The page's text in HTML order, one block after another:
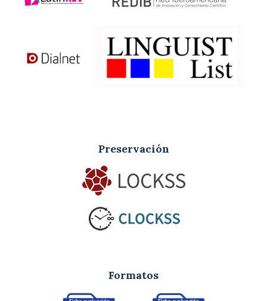
Preservación
Formatos